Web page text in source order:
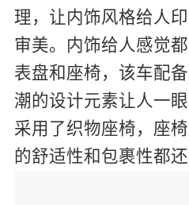
理，让内饰风格给人
审美。内饰给人感觉
表盘和座椅，该车配
潮的设计元素让人一
采用了织物座椅，座
的舒适性和包裹性都还